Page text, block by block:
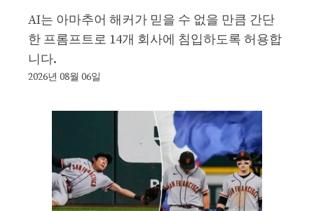
AI는 아마추어 해커가 믿을 수 없을 만큼 간단
한 프롬프트로 14개 회사에 침입하도록 허용합
니다.
2026년 08월 06일